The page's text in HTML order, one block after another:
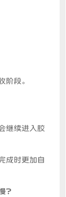
阶段。
继续进入胶
成时更加自
？